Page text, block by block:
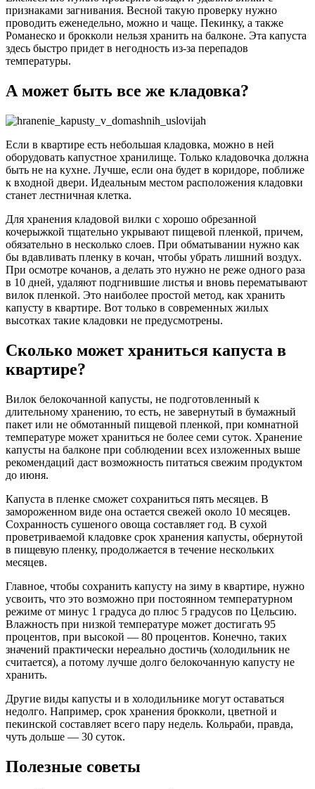
признаками загнивания. Весной такую проверку нужно
проводить еженедельно, можно и чаще. Пекинку, а также
Романеско и брокколи нельзя хранить на балконе. Эта капуста
здесь быстро придет в негодность из-за перепадов
температуры.
А может быть все же кладовка?
Если в квартире есть небольшая кладовка, можно в ней
оборудовать капустное хранилище. Только кладовочка должна
быть не на кухне. Лучше, если она будет в коридоре, поближе
к входной двери. Идеальным местом расположения кладовки
станет лестничная клетка.
Для хранения кладовой вилки с хорошо обрезанной
кочерыжкой тщательно укрывают пищевой пленкой, причем,
обязательно в несколько слоев. При обматывании нужно как
бы вдавливать пленку в кочан, чтобы убрать лишний воздух.
При осмотре кочанов, а делать это нужно не реже одного раза
в 10 дней, удаляют подгнившие листья и вновь перематывают
вилок пленкой. Это наиболее простой метод, как хранить
капусту в квартире. Вот только в современных жилых
высотках такие кладовки не предусмотрены.
Сколько может храниться капуста в
квартире?
Вилок белокочанной капусты, не подготовленный к
длительному хранению, то есть, не завернутый в бумажный
пакет или не обмотанный пищевой пленкой, при комнатной
температуре может храниться не более семи суток. Хранение
капусты на балконе при соблюдении всех изложенных выше
рекомендаций даст возможность питаться свежим продуктом
до июня.
Капуста в пленке сможет сохраниться пять месяцев. В
замороженном виде она остается свежей около 10 месяцев.
Сохранность сушеного овоща составляет год. В сухой
проветриваемой кладовке срок хранения капусты, обернутой
в пищевую пленку, продолжается в течение нескольких
месяцев.
Главное, чтобы сохранить капусту на зиму в квартире, нужно
усвоить, что это возможно при постоянном температурном
режиме от минус 1 градуса до плюс 5 градусов по Цельсию.
Влажность при низкой температуре может достигать 95
процентов, при высокой — 80 процентов. Конечно, таких
значений практически нереально достичь (холодильник не
считается), а потому лучше долго белокочанную капусту не
хранить.
Другие виды капусты и в холодильнике могут оставаться
недолго. Например, срок хранения брокколи, цветной и
пекинской составляет всего пару недель. Кольраби, правда,
чуть дольше — 30 суток.
Полезные советы